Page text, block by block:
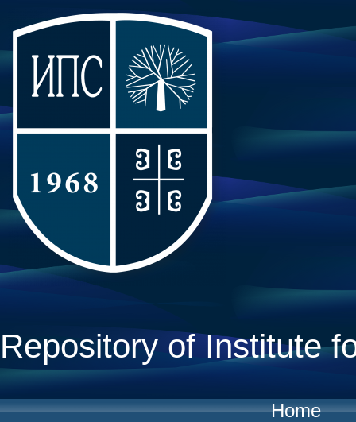
Repository of Institute
Home